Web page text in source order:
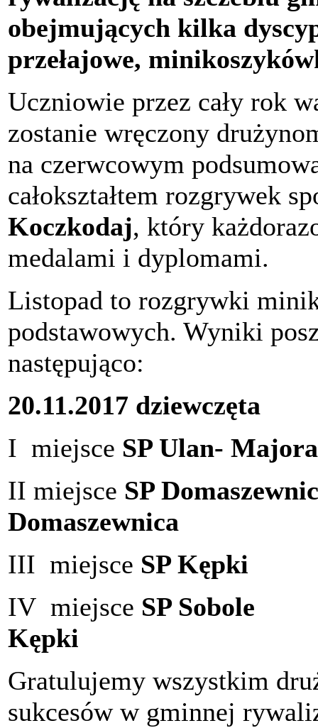
obejmujących kilka
przełajowe,
Uczniowie przez cały rok
zostanie wręczony
na czerwcowym
całokształtem rozgrywek
Koczkodaj, który
medalami i dyplomami.
Listopad to rozgrywki
podstawowych. Wyniki
następująco:
20.11.2017 dziewczęta
I miejsce SP Ulan-
II miejsce SP
Domaszewnica
III miejsce SP Kępki
IV miejsce SP
Gratulujemy wszystkim
sukcesów w gminnej